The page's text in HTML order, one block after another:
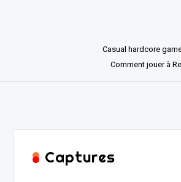
Casual hardcore
Comment jouer à
Captures